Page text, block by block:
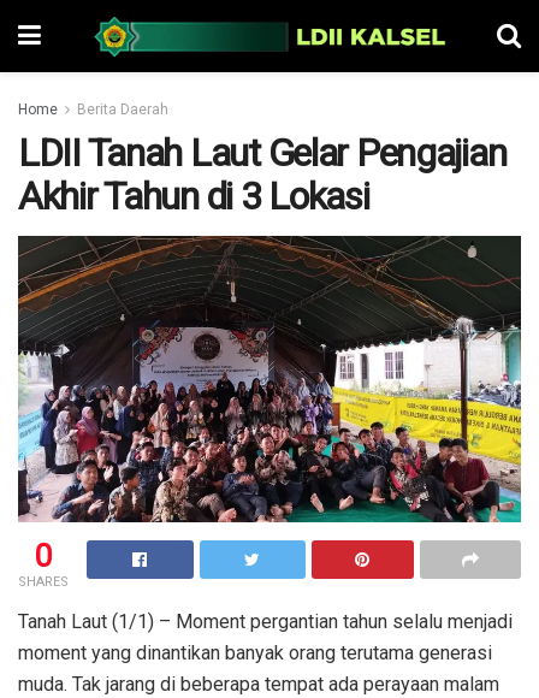
Home Berita Daerah
LDII Tanah Laut Gelar Pengajian
Akhir Tahun di 3 Lokasi
0
SHARES
Tanah Laut (1/1) – Moment pergantian tahun selalu menjadi
moment yang dinantikan banyak orang terutama generasi
muda. Tak jarang di beberapa tempat ada perayaan malam